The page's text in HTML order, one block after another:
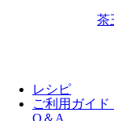
茶
レシピ
ご利用ガイド
Q＆A